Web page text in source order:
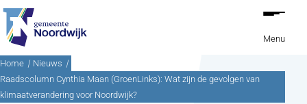
Ga naar de inhoud
Menu
Home
Nieuws
Raadscolumn Cynthia Maan (GroenLinks): Wat zijn de gevolgen van
klimaatverandering voor Noordwijk?